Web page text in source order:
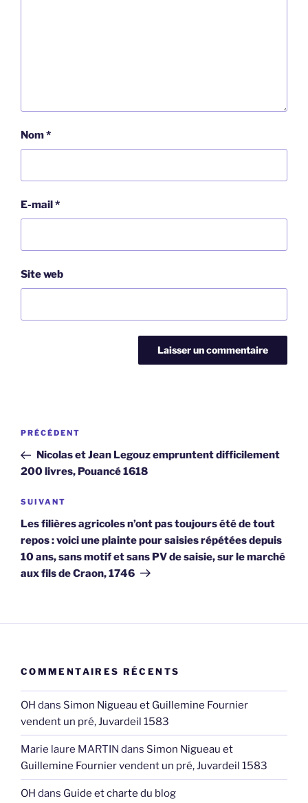
Nom*
E-mail*
Site web
Navigation
l’article
Article
précédent
PRÉCÉDENT
Nicolas et Jean Legouz empruntent difficilement
200 livres, Pouancé 1618
Article
suivant
SUIVANT
Les filières agricoles n’ont pas toujours été de tout
repos : voici une plainte pour saisies répétées depuis
10 ans, sans motif et sans PV de saisie, sur le marché
aux fils de Craon, 1746
COMMENTAIRES RÉCENTS
OH dans Simon Nigueau et Guillemine Fournier
vendent un pré, Juvardeil 1583
Marie laure MARTIN dans Simon Nigueau et
Guillemine Fournier vendent un pré, Juvardeil 1583
OH dans Guide et charte du blog